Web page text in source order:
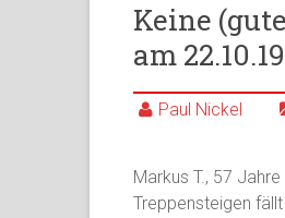
Keine
am 22.10.19
Paul Nickel
Markus T., 57
Treppensteigen